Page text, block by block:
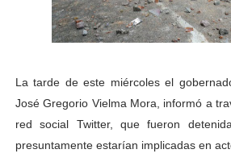
Hospital universitario muestra
Gobernación de Mérida
Corposalud inició talleres para
La tarde de este miércoles el
José Gregorio Vielma Mora, informó a
red social Twitter, que fueron
presuntamente estarían implicadas en